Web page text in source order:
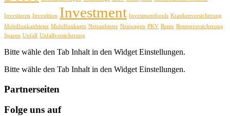
Investieren Investition Investment Investmentfonds Krankenversicherung
Mobilfunkanbieter Mubilfunknetz Netzanbieter Neuwagen PKV Rente Rentenversicherung
Sparen Unfall Unfallversicherung
Bitte wähle den Tab Inhalt in den Widget Einstellungen.
Bitte wähle den Tab Inhalt in den Widget Einstellungen.
Partnerseiten
Folge uns auf